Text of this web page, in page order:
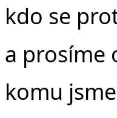
kdo se
a prosíme
komu